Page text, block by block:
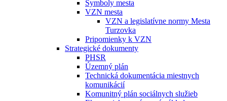
Symboly mesta
VZN mesta
VZN a legislatívne normy Mesta
Turzovka
Pripomienky k VZN
Strategické dokumenty
PHSR
Územný plán
Technická dokumentácia miestnych
komunikácií
Komunitný plán sociálnych služieb